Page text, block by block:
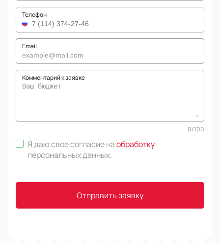
Телефон
Email
Комментарий к заявке
0/100
Я даю свое согласие наобработку
персональных данных.
Отправить заявку